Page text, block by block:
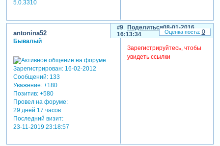
5.0.3310
Поделиться
9
08-01-2016
16:13:34
antonina52
Бывалый
Зарегистрирован: 16-02-2012
Сообщений:133
Уважение: +180
Позитив: +580
Провел на форуме:
29 дней 17 часов
Последний визит:
23-11-2019 23:18:57
Зарегистрируйтесь, чтобы
увидеть ссылки
0